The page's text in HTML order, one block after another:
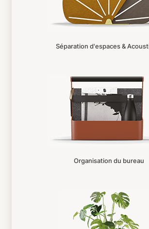
Séparation d'espaces &
Organisation du bureau